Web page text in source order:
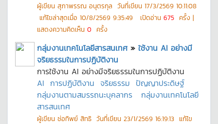
ผู้เขียน สุภาพรรณ อนุตรกุล วันที่เขียน 17/3/2569 10:11:08
แก้ไขล่าสุดเมื่อ 10/8/2569 9:35:49 เปิดอ่าน 675 ครั้ง |
แสดงความคิดเห็น 0 ครั้ง
กลุ่มงานเทคโนโลยีสารสนเทศ » ใช้งาน AI อย่างมี
จริยธรรมในการปฏิบัติงาน
การใช้งาน AI อย่างมีจริยธรรมในการปฏิบัติงาน
AI การปฏิบัติงาน จริยธรรม ปัญญาประดิษฐ์
กลุ่มงานตามสมรรถนะบุคลากร
กลุ่มงานเทคโนโลยี
สารสนเทศ
ผู้เขียน ช่อทิพย์ สิทธิ วันที่เขียน 23/1/2569 16:19:13 แก้ไข